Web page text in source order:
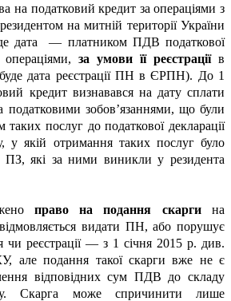
на податковий кредит за операціями з
на митній території України
дата — платником ПДВ податкової
за умови її реєстраціїв
дата реєстрації ПН в ЄРПН). До 1
кредит визнавався на дату сплати
зобов’язаннями, що були
послуг до податкової декларації
у якій отримання таких послуг було
ПЗ, які за ними виникли у резидента
право на подання скаргина
видати ПН, або порушує
чи реєстрації — з 1 січня 2015 р. див.
але подання такої скарги вже не є
відповідних сум ПДВ до складу
Скарга може спричинити лише